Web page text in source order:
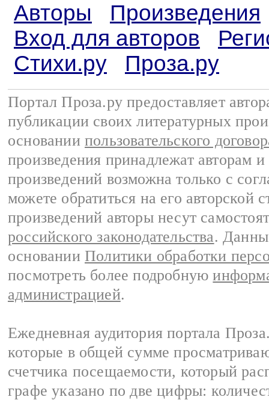
Авторы
Произведения
Вход для авторов
Стихи.ру
Проза.ру
Портал Проза.ру предоставляет
публикации своих литературных
основании пользовательского
произведения принадлежат авторам
произведений возможна только с
можете обратиться на его авторской
произведений авторы несут
российского законодательства.
основании Политики обработки
посмотреть более подробную
администрацией.
Ежедневная аудитория портала
которые в общей сумме
счетчика посещаемости, который
графе указано по две цифры: